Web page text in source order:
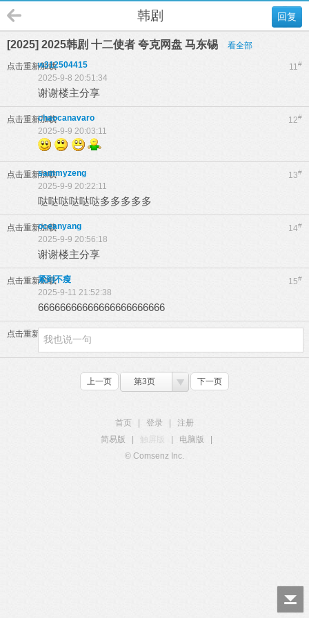
回复
韩剧
[2025] 2025韩剧 十二使者 夸克网盘 马东锡 看全部
点击重新加载 11#
w312504415
2025-9-8 20:51:34
谢谢楼主分享
点击重新加载 12#
chaocanavaro
2025-9-9 20:03:11
点击重新加载 13#
sammyzeng
2025-9-9 20:22:11
哒哒哒哒哒哒多多多多多
点击重新加载 14#
oceanyang
2025-9-9 20:56:18
谢谢楼主分享
点击重新加载 15#
紧到不瘦
2025-9-11 21:52:38
66666666666666666666666
点击重新加载
上一页 第3页 下一页
首页 登录
注册
简易版
触屏版 电脑版
© Comsenz Inc.